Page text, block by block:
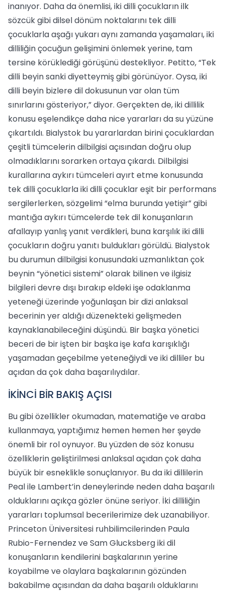
inanıyor. Daha da önemlisi, iki dilli çocukların ilk
sözcük gibi dilsel dönüm noktalarını tek dilli
çocuklarla aşağı yukarı aynı zamanda yaşamaları, iki
dilliliğin çocuğun gelişimini önlemek yerine, tam
tersine körüklediği görüşünü destekliyor. Petitto, “Tek
dilli beyin sanki diyetteymiş gibi görünüyor. Oysa, iki
dilli beyin bizlere dil dokusunun var olan tüm
sınırlarını gösteriyor,” diyor. Gerçekten de, iki dillilik
konusu eşelendikçe daha nice yararları da su yüzüne
çıkartıldı. Bialystok bu yararlardan birini çocuklardan
çeşitli tümcelerin dilbilgisi açısından doğru olup
olmadıklarını sorarken ortaya çıkardı. Dilbilgisi
kurallarına aykırı tümceleri ayırt etme konusunda
tek dilli çocuklarla iki dilli çocuklar eşit bir performans
sergilerlerken, sözgelimi “elma burunda yetişir” gibi
mantığa aykırı tümcelerde tek dil konuşanların
afallayıp yanlış yanıt verdikleri, buna karşılık iki dilli
çocukların doğru yanıtı buldukları görüldü. Bialystok
bu durumun dilbilgisi konusundaki uzmanlıktan çok
beynin “yönetici sistemi” olarak bilinen ve ilgisiz
bilgileri devre dışı bırakıp eldeki işe odaklanma
yeteneği üzerinde yoğunlaşan bir dizi anlaksal
becerinin yer aldığı düzenekteki gelişmeden
kaynaklanabileceğini düşündü. Bir başka yönetici
beceri de bir işten bir başka işe kafa karışıklığı
yaşamadan geçebilme yeteneğiydi ve iki dilliler bu
açıdan da çok daha başarılıydılar.
İKİNCİ BİR BAKIŞ AÇISI
Bu gibi özellikler okumadan, matematiğe ve araba
kullanmaya, yaptığımız hemen hemen her şeyde
önemli bir rol oynuyor. Bu yüzden de söz konusu
özelliklerin geliştirilmesi anlaksal açıdan çok daha
büyük bir esneklikle sonuçlanıyor. Bu da iki dillilerin
Peal ile Lambert’in deneylerinde neden daha başarılı
olduklarını açıkça gözler önüne seriyor. İki dilliliğin
yararları toplumsal becerilerimize dek uzanabiliyor.
Princeton Üniversitesi ruhbilimcilerinden Paula
Rubio-Fernendez ve Sam Glucksberg iki dil
konuşanların kendilerini başkalarının yerine
koyabilme ve olaylara başkalarının gözünden
bakabilme açısından da daha başarılı olduklarını